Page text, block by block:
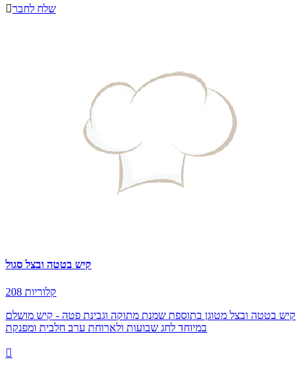
שלח לחבר
קיש בטטה ובצל סגול
208 קלוריות
קיש בטטה ובצל מטוגן בתוספת שמנת מתוקה וגבינת פטה - קיש מושלם
במיוחד לחג שבועות ולארוחת ערב חלבית ומפנקת
